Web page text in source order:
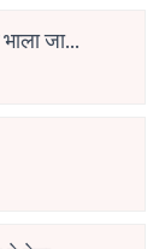
जाए: